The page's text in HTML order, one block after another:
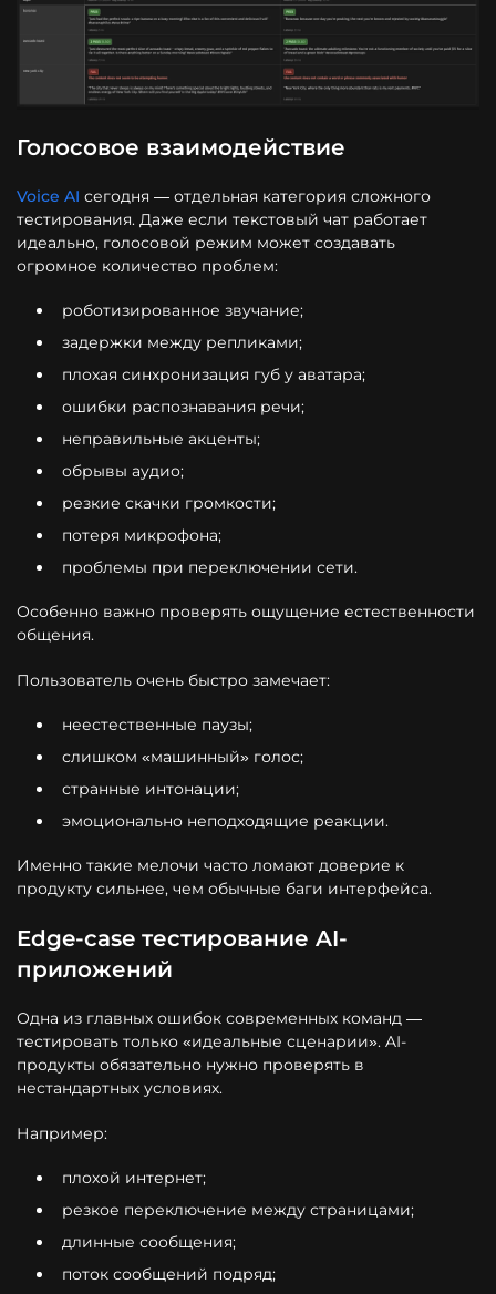
Голосовое взаимодействие
Voice AI сегодня — отдельная категория сложного
тестирования. Даже если текстовый чат работает
идеально, голосовой режим может создавать
огромное количество проблем:
роботизированное звучание;
задержки между репликами;
плохая синхронизация губ у аватара;
ошибки распознавания речи;
неправильные акценты;
обрывы аудио;
резкие скачки громкости;
потеря микрофона;
проблемы при переключении сети.
Особенно важно проверять ощущение естественности
общения.
Пользователь очень быстро замечает:
неестественные паузы;
слишком «машинный» голос;
странные интонации;
эмоционально неподходящие реакции.
Именно такие мелочи часто ломают доверие к
продукту сильнее, чем обычные баги интерфейса.
Edge-case тестирование AI-
приложений
Одна из главных ошибок современных команд —
тестировать только «идеальные сценарии». AI-
продукты обязательно нужно проверять в
нестандартных условиях.
Например:
плохой интернет;
резкое переключение между страницами;
длинные сообщения;
поток сообщений подряд;